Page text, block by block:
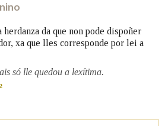
herdanza da que non pode dispoñer
xa que lles corresponde por lei a
só lle quedou a lexítima.
2